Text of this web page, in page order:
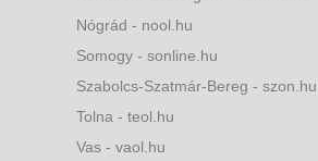
Nógrád - nool.hu
Somogy - sonline.hu
Szabolcs-Szatmár-Bereg - szon.hu
Tolna - teol.hu
Vas - vaol.hu